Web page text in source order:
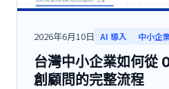
2026年6月10日 AI 導入 中小企
台灣中小企業如何從
創顧問的完整流程